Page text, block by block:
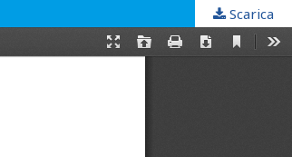
Scarica